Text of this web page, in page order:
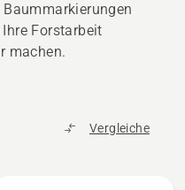
Forstarbeit
machen.
Vergleiche